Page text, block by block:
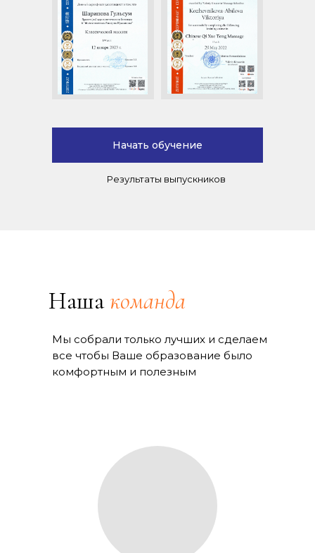
Результаты выпускников
Начать обучение
Нашакоманда
Мы собрали только лучших и сделаем
все чтобы Ваше образование было
комфортным и полезным